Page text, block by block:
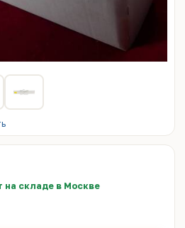
на складе в Москве